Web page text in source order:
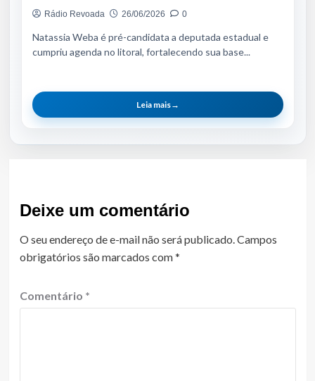
Rádio Revoada 26/06/2026 0
Natassia Weba é pré-candidata a deputada estadual e
cumpriu agenda no litoral, fortalecendo sua base...
Leia mais→
Deixe um comentário
O seu endereço de e-mail não será publicado. Campos
obrigatórios são marcados com*
Comentário *